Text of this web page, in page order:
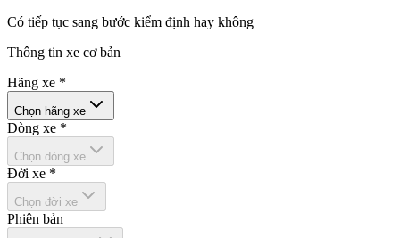
Có tiếp tục sang bước kiểm định hay không
Thông tin xe cơ bản
Hãng xe *
Chọn hãng xe
Dòng xe *
Chọn dòng xe
Đời xe *
Chọn đời xe
Phiên bản